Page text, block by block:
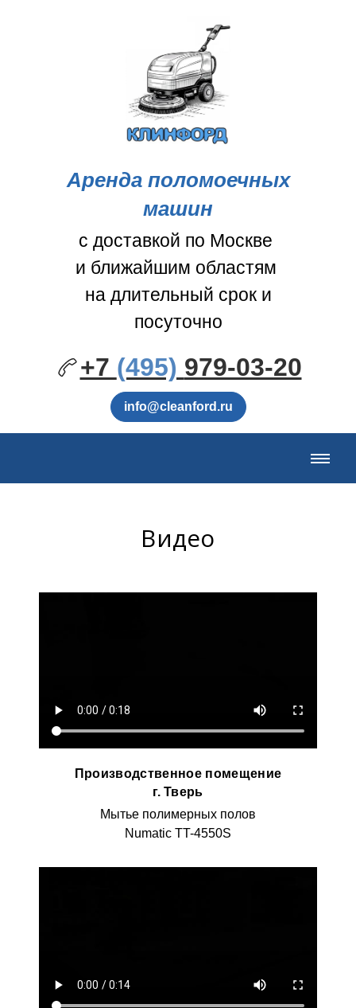
Аренда поломоечных
машин
с доставкой по Москве
и ближайшим областям
на длительный срок и
посуточно
+7 (495) 979-03-20
info@cleanford.ru
Видео
Производственное помещение
г. Тверь
Мытье полимерных полов
Numatic TT-4550S